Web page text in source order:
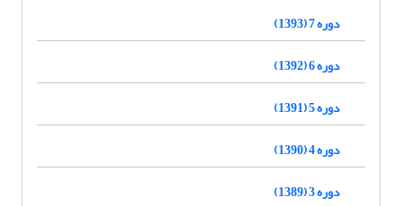
دوره 7 (1393)
دوره 6 (1392)
دوره 5 (1391)
دوره 4 (1390)
دوره 3 (1389)